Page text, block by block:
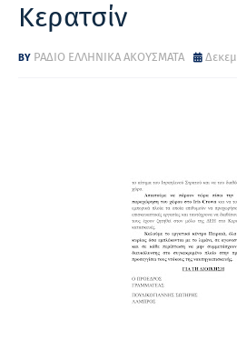
Κερατσίν
ΡΑΔΙΟ ΕΛΛΗΝΙΚΑ ΑΚΟΥΣΜΑΤΑ